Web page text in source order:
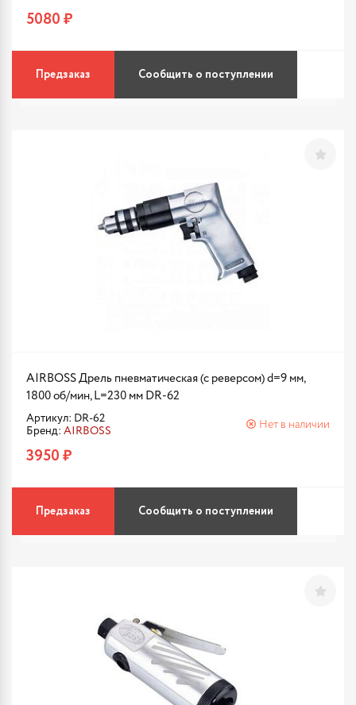
5080 ₽
Предзаказ Сообщить о поступлении
AIRBOSS Дрель пневматическая (с реверсом) d=9 мм,
1800 об/мин, L=230 мм DR-62
Артикул: DR-62
Бренд: AIRBOSS
Нет в наличии
3950 ₽
Предзаказ Сообщить о поступлении